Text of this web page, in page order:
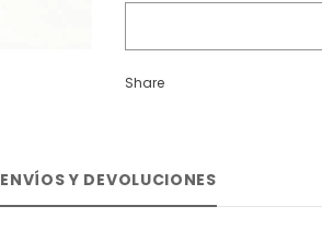
Share
ENVÍOS Y DEVOLUCIONES